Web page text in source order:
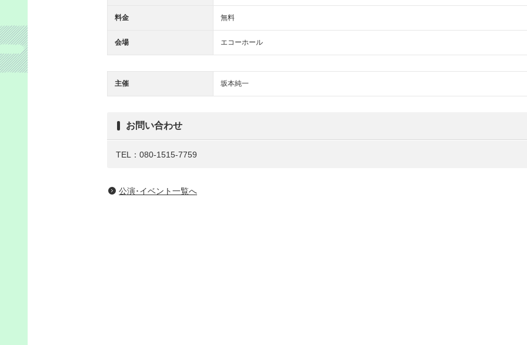
料金 無料
会場 エコーホール
主催 坂本純一
お問い合わせ
TEL：080-1515-7759
公演･イベント一覧へ